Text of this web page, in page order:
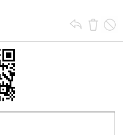
詳しく見る
オナ配信中ー